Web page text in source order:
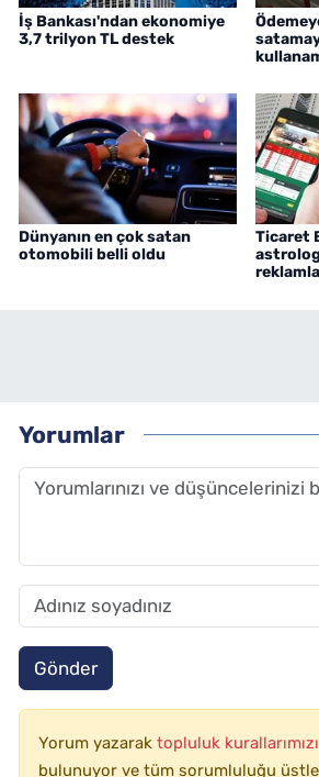
İş Bankası'ndan ekonomiye
3,7 trilyon TL destek
Dünyanın en çok satan
otomobili belli oldu
Ticaret
astrolog
Yorumlar
Gönder
Yorum yazarak topluluk kurallarımızı
bulunuyor ve tüm sorumluluğu